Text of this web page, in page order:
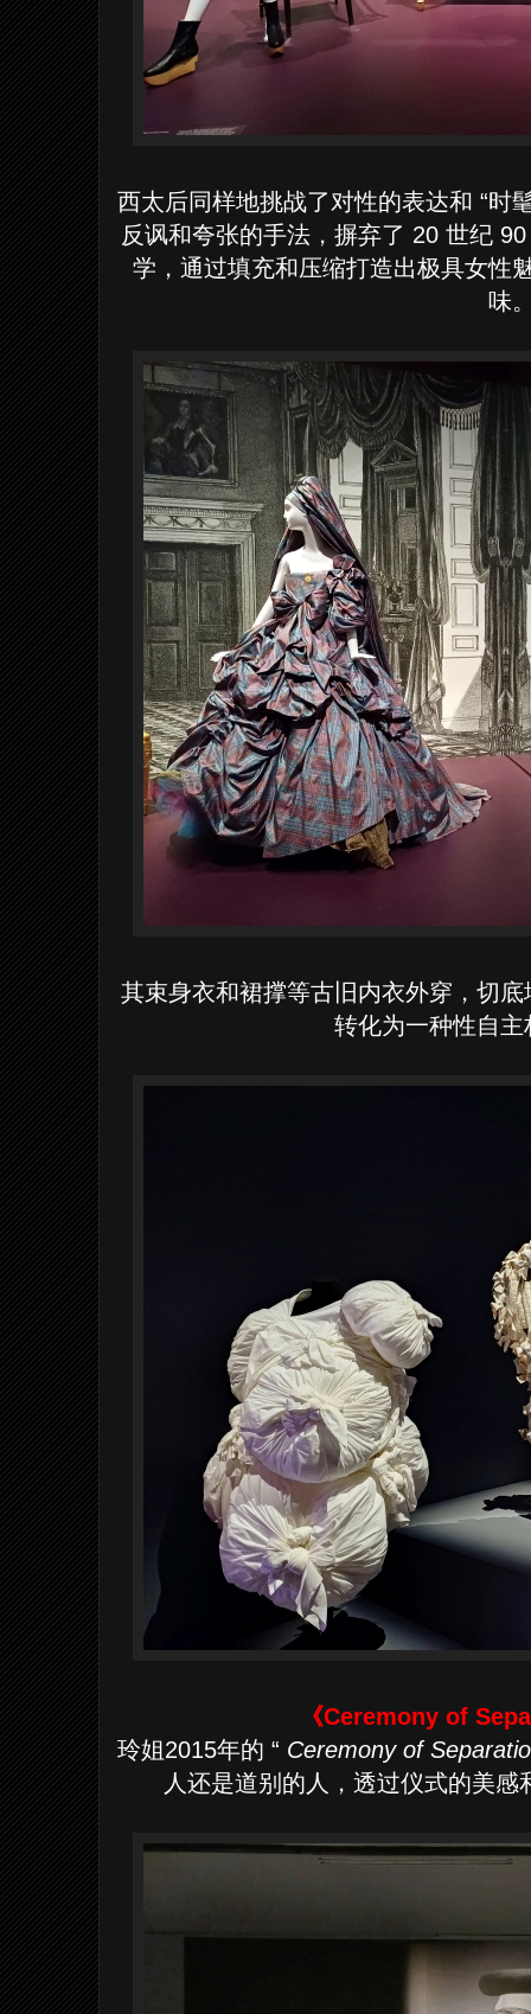
西太后同样地挑战了对性的表达和 “时
反讽和夸张的手法，摒弃了 20 世纪
学，通过填充和压缩打造出极具女性
味
其束身衣和裙撑等古旧内衣外穿，切
转化为一种性自
《Ceremony of
玲姐2015年的 “ Ceremony of
人还是道别的人，透过仪式的美